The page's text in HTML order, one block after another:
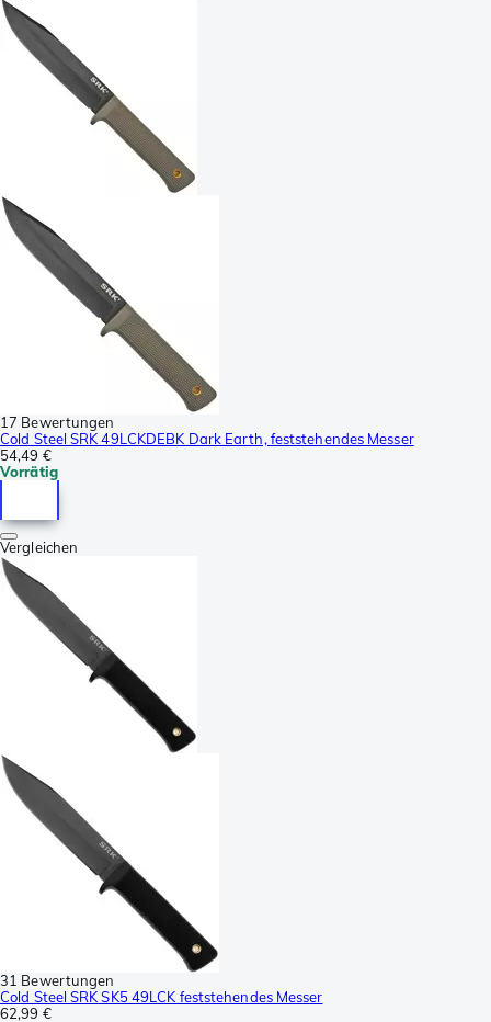
17 Bewertungen
Cold Steel SRK 49LCKDEBK Dark Earth, feststehendes Messer
54,49 €
Vorrätig
Vergleichen
31 Bewertungen
Cold Steel SRK SK5 49LCK feststehendes Messer
62,99 €